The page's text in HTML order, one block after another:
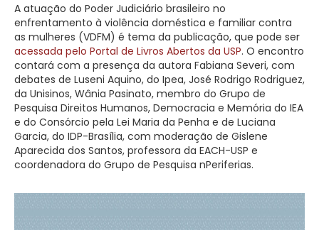
A atuação do Poder Judiciário brasileiro no
enfrentamento à violência doméstica e familiar contra
as mulheres (VDFM) é tema da publicação, que pode ser
acessada pelo Portal de Livros Abertos da USP. O encontro
contará com a presença da autora Fabiana Severi, com
debates de Luseni Aquino, do Ipea, José Rodrigo Rodriguez,
da Unisinos, Wânia Pasinato, membro do Grupo de
Pesquisa Direitos Humanos, Democracia e Memória do IEA
e do Consórcio pela Lei Maria da Penha e de Luciana
Garcia, do IDP-Brasília, com moderação de Gislene
Aparecida dos Santos, professora da EACH-USP e
coordenadora do Grupo de Pesquisa nPeriferias.